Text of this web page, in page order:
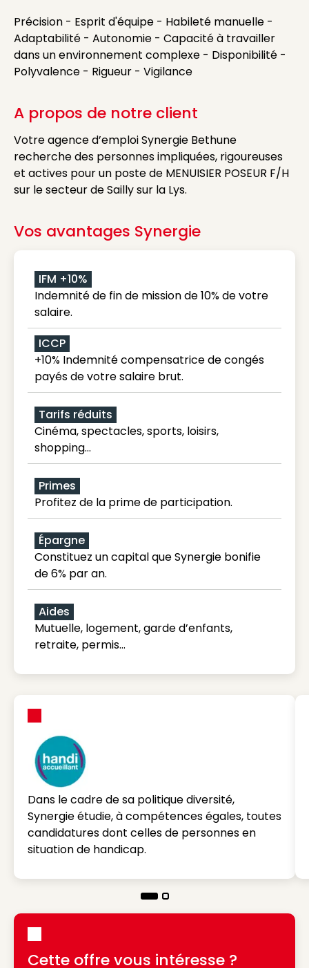
Précision - Esprit d'équipe - Habileté manuelle -
Adaptabilité - Autonomie - Capacité à travailler
dans un environnement complexe - Disponibilité -
Polyvalence - Rigueur - Vigilance
A propos de notre client
Votre agence d’emploi Synergie Bethune
recherche des personnes impliquées, rigoureuses
et actives pour un poste de MENUISIER POSEUR F/H
sur le secteur de Sailly sur la Lys.
Vos avantages Synergie
IFM +10%
Indemnité de fin de mission de 10% de votre
salaire.
ICCP
+10% Indemnité compensatrice de congés
payés de votre salaire brut.
Tarifs réduits
Cinéma, spectacles, sports, loisirs,
shopping...
Primes
Profitez de la prime de participation.
Épargne
Constituez un capital que Synergie bonifie
de 6% par an.
Aides
Mutuelle, logement, garde d’enfants,
retraite, permis…
Dans le cadre de sa politique diversité,
Synergie étudie, à compétences égales, toutes
candidatures dont celles de personnes en
situation de handicap.
Cette offre vous intéresse ?